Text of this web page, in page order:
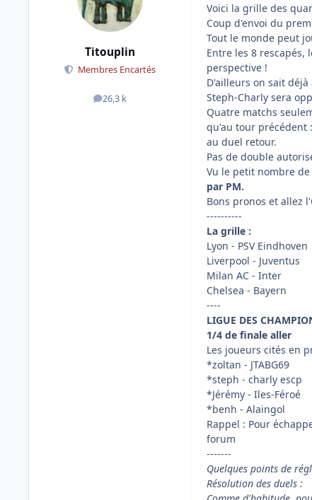
Titouplin
Membres Encartés
26,3 k
messages
Voici la grille des
Coup d'envoi du
Tout le monde peut
Entre les 8
perspective !
D'ailleurs on sait
Steph-Charly sera
Quatre matchs
qu'au tour précédent
au duel retour.
Pas de double
Vu le petit nombre
par PM.
Bons pronos et allez
----------
La grille :
Lyon - PSV Eindhoven
Liverpool - Juventus
Milan AC - Inter
Chelsea - Bayern
----
LIGUE DES
1/4 de finale aller
Les joueurs cités en
*zoltan - JTABG69
*steph - charly escp
*Jérémy - Iles-Féroé
*benh - Alaingol
Rappel : Pour
forum
-------
Quelques points de
Résolution des duels :